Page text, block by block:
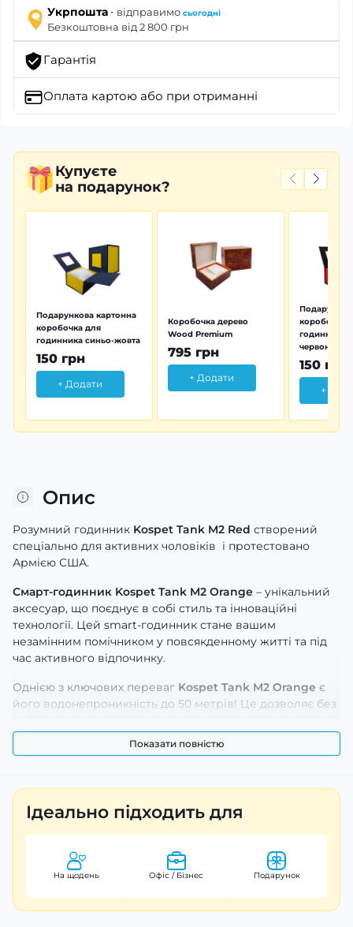
Укрпошта · відправимо сьогодні
Безкоштовна від 2 800 грн
Гарантія
Оплата картою або при отриманні
Купуєте
на подарунок?
Подарункова картонна
коробочка для
годинника синьо-жовта
150 грн
+ Додати
Коробочка дерево
Wood Premium
795 грн
+ Додати
коробочка
годинника
червона
150 грн
+
Опис
Розумний годинник Kospet Tank M2 Red створений
спеціально для активних чоловіків і протестовано
Армією США.
Смарт-годинник Kospet Tank M2 Orange – унікальний
аксесуар, що поєднує в собі стиль та інноваційні
технології. Цей smart-годинник стане вашим
незамінним помічником у повсякденному житті та під
час активного відпочинку.
Однією з ключових переваг Kospet Tank M2 Orange є
його водонепроникність до 50 метрів! Це дозволяє без
або просто не переживати за дощ. Завдяки корпусу з
полімеру та сталі, він стійкий до механічних
із каучуку забезпечує комфортне носіння протягом
тривалого часу і легко регулюється під будь-який
розмір зап’ястя (довжина ремінця – 26,5 см, ширина –
20 см).
Завдяки прямокутній формі корпуса (52 х 43,7 мм) цей
чоловічий годинник чудово поєднується як зі
спортивними луками, так і з більш класичними
образами. Мінеральне скло захищає електронний
Показати повністю
Ідеально підходить для
На щодень Офіс / Бізнес Подарунок